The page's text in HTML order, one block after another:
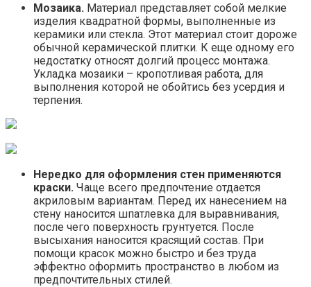
Мозаика. Материал представляет собой мелкие
изделия квадратной формы, выполненные из
керамики или стекла. Этот материал стоит дороже
обычной керамической плитки. К еще одному его
недостатку относят долгий процесс монтажа.
Укладка мозаики – кропотливая работа, для
выполнения которой не обойтись без усердия и
терпения.
Нередко для оформления стен применяются
краски. Чаще всего предпочтение отдается
акриловым вариантам. Перед их нанесением на
стену наносится шпатлевка для выравнивания,
после чего поверхность грунтуется. После
высыхания наносится красящий состав. При
помощи красок можно быстро и без труда
эффектно оформить пространство в любом из
предпочтительных стилей.